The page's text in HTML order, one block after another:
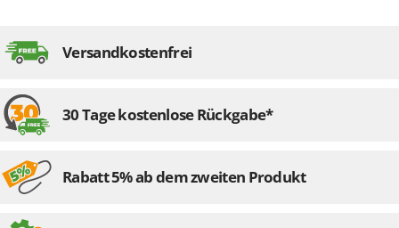
Versandkostenfrei
30 Tage kostenlose Rückgabe*
Rabatt 5% ab dem zweiten Produkt